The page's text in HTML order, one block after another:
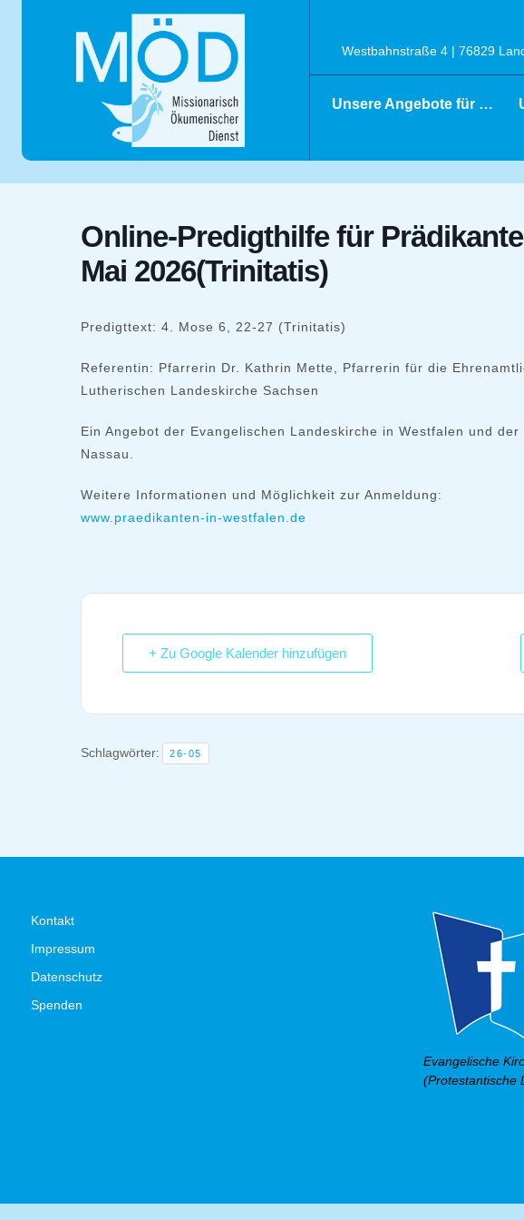
Westbahnstraße 4 | 76829
Unsere Angebote für …
Online-Predigthilfe für
Mai 2026(Trinitatis)
Predigttext: 4. Mose 6, 22-27 (Trinitatis)
Referentin: Pfarrerin Dr. Kathrin Mette, Pfarrerin für die
Lutherischen Landeskirche Sachsen
Ein Angebot der Evangelischen Landeskirche in Westfalen und
Nassau.
Weitere Informationen und Möglichkeit zur Anmeldung:
www.praedikanten-in-westfalen.de
+ Zu Google Kalender hinzufügen
Schlagwörter: 26-05
Kontakt
Impressum
Datenschutz
Spenden
Evangelische
(Protestantische